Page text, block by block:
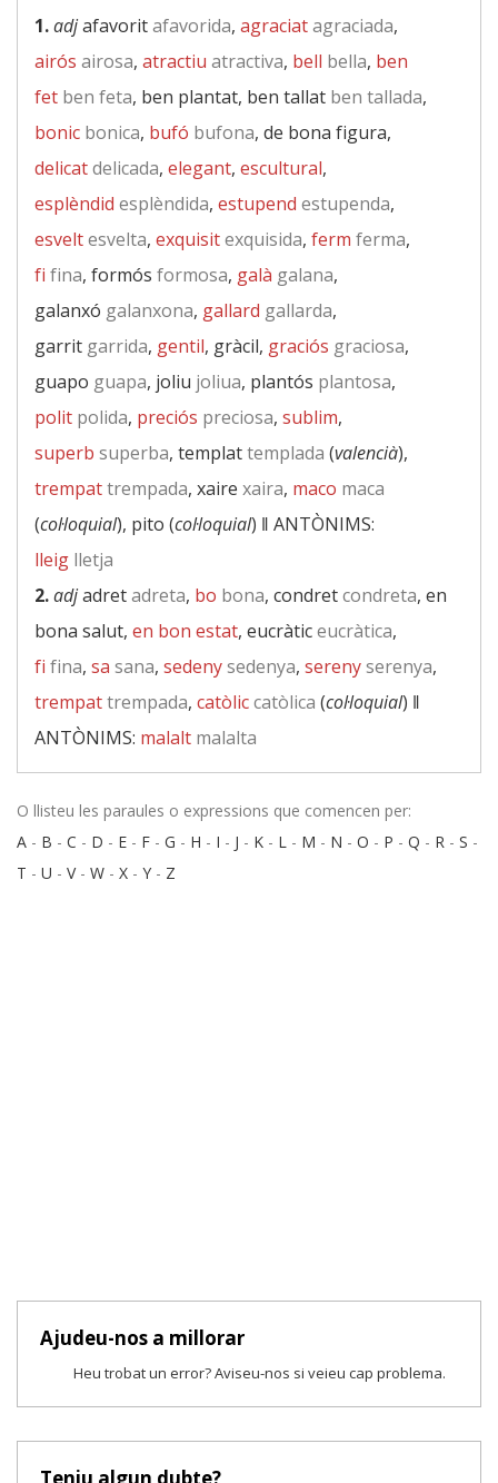
1.adjafavoritafavorida, agraciatagraciada,
airós airosa, atractiu atractiva, bell bella, ben
fet ben feta, ben plantat, ben tallat ben tallada,
bonic bonica, bufó bufona, de bona figura,
delicatdelicada, elegant, escultural,
esplèndid esplèndida, estupend estupenda,
esveltesvelta, exquisitexquisida, ferm ferma,
fi fina, formós formosa, galà galana,
galanxó galanxona, gallard gallarda,
garrit garrida, gentil, gràcil, graciós graciosa,
guapo guapa, joliu joliua, plantós plantosa,
polit polida, preciós preciosa, sublim,
superb superba, templattemplada (valencià),
trempattrempada, xaire xaira, maco maca
(col·loquial), pito (col·loquial) ‖ ANTÒNIMS:
lleig lletja
2.adjadretadreta, bo bona, condretcondreta, en
bona salut, en bon estat, eucràticeucràtica,
fi fina, sa sana, sedenysedenya, serenyserenya,
trempattrempada, catòliccatòlica (col·loquial) ‖
ANTÒNIMS: malalt malalta
O llisteu les paraules o expressions que comencen per:
A - B - C - D - E - F - G - H - I - J - K - L - M - N - O - P - Q - R - S -
T - U - V- W - X - Y - Z
Ajudeu-nos a millorar
Heu trobat un error? Aviseu-nos si veieu cap problema.